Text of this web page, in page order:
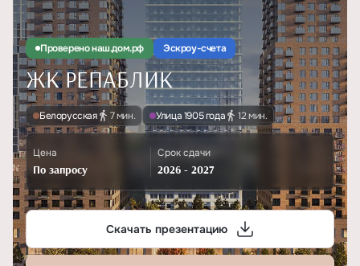
Проверено наш.дом.рф Эскроу-счета
ЖК РЕПАБЛИК
Белорусская 7 мин. Улица 1905 года 12 мин.
Цена
По запросу
Срок сдачи
2026 - 2027
Скачать презентацию